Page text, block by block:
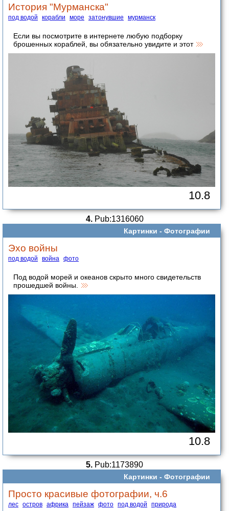
История "Мурманска"
под водой корабли море затонувшие мурманск
Если вы посмотрите в интернете любую подборку
брошенных кораблей, вы обязательно увидите и этот
10.8
4.Pub:1316060
Картинки - Фотографии
Эхо войны
под водой война фото
Под водой морей и океанов скрыто много свидетельств
прошедшей войны.
10.8
5. Pub:1173890
Картинки - Фотографии
Просто красивые фотографии, ч.6
лес остров африка пейзаж фото под водой природа